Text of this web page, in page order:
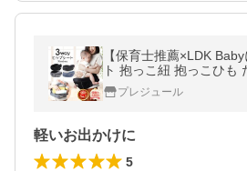
【保育士推薦×LDK
ト 抱っこ紐 抱っこひも
付 ウエストポーチ 赤ち
ッグ プレジュール 爆買
プレジュール
軽いお出かけに
5